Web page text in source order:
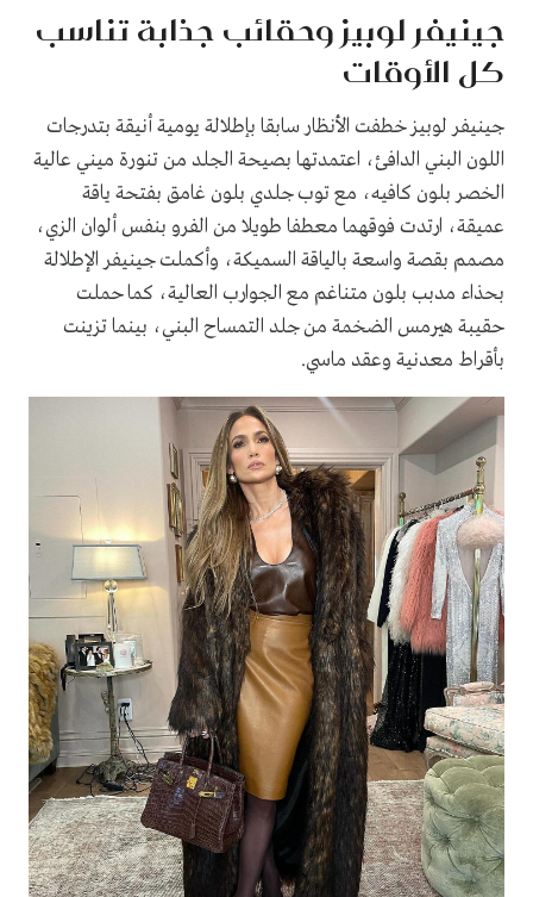
جينيفر لوبيز وحقائب جذابة تناسب
كل الأوقات
جينيفر لوبيز خطفت الأنظار سابقا بإطلالة يومية أنيقة بتدرجات
اللون البني الدافئ، اعتمدتها بصيحة الجلد من تنورة ميني عالية
الخصر بلون كافيه، مع توب جلدي بلون غامق بفتحة ياقة
عميقة، ارتدت فوقهما معطفا طويلا من الفرو بنفس ألوان الزي،
مصمم بقصة واسعة بالياقة السميكة، وأكملت جينيفر الإطلالة
بحذاء مدبب بلون متناغم مع الجوارب العالية، كما حملت
حقيبة هيرمس الضخمة من جلد التمساح البني، بينما تزينت
بأقراط معدنية وعقد ماسي.